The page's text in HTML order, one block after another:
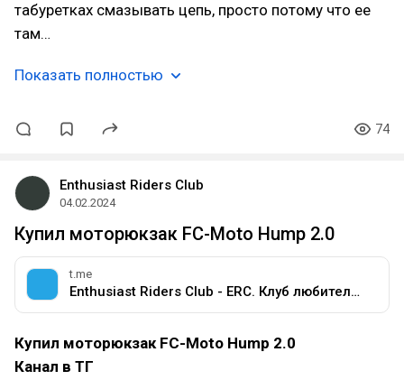
табуретках смазывать цепь, просто потому что ее
там…
Показать полностью
74
Enthusiast Riders Club
04.02.2024
Купил моторюкзак FC-Moto Hump 2.0
t.me
Enthusiast Riders Club - ERC. Клуб любителей мотоциклов разных марок.
Купил моторюкзак FC-Moto Hump 2.0
Канал в ТГ